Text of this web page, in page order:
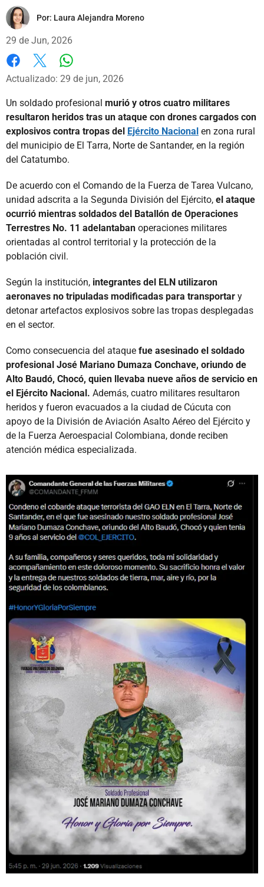
Por: Laura Alejandra Moreno
29 de Jun, 2026
Facebook
X
Actualizado: 29 de jun, 2026
Un soldado profesional murió y otros cuatro militares
resultaron heridos tras un ataque con drones cargados con
explosivos contra tropas del Ejército Nacional en zona rural
del municipio de El Tarra, Norte de Santander, en la región
del Catatumbo.
De acuerdo con el Comando de la Fuerza de Tarea Vulcano,
unidad adscrita a la Segunda División del Ejército, el ataque
ocurrió mientras soldados del Batallón de Operaciones
Terrestres No. 11 adelantaban operaciones militares
orientadas al control territorial y la protección de la
población civil.
Según la institución, integrantes del ELN utilizaron
aeronaves no tripuladas modificadas para transportar y
detonar artefactos explosivos sobre las tropas desplegadas
en el sector.
Como consecuencia del ataque fue asesinado el soldado
profesional José Mariano Dumaza Conchave, oriundo de
Alto Baudó, Chocó, quien llevaba nueve años de servicio en
el Ejército Nacional. Además, cuatro militares resultaron
heridos y fueron evacuados a la ciudad de Cúcuta con
apoyo de la División de Aviación Asalto Aéreo del Ejército y
de la Fuerza Aeroespacial Colombiana, donde reciben
atención médica especializada.